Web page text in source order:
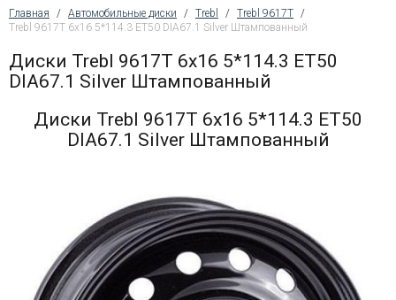
Автосервис
Услуги шиномонтажа
Хранение шин
Войти на сайт
+7(812)317-
Вы здесь
Главная / Автомобильные диски / Trebl / Trebl 9617T /
Trebl 9617T 6x16 5*114.3 ET50 DIA67.1 Silver Штампованный
Диски Trebl 9617T 6x16 5*114.3 ET50
DIA67.1 Silver Штампованный
Диски Trebl 9617T 6x16 5*114.3 ET50
DIA67.1 Silver Штампованный